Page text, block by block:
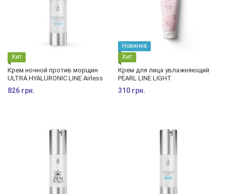
Хит
Крем ночной против морщин
ULTRA HYALURONIC LINE Airless
826 грн.
Новинка
Хит
Крем для лица увлажняющий
PEARL LINE LIGHT
310 грн.